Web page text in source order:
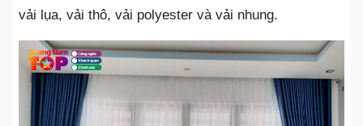
vải lụa, vải thô, vải polyester và vải nhung.